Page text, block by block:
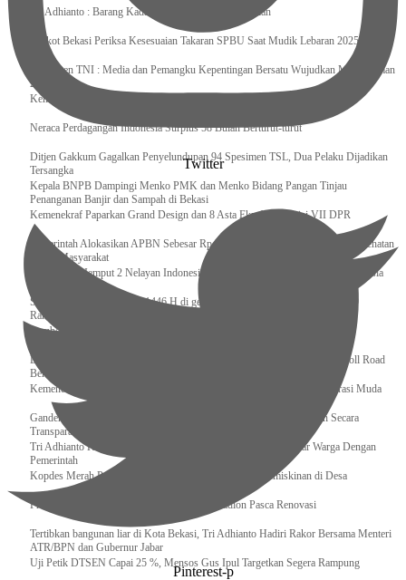
Tri Adhianto : Barang Kadaluarsa Segera di Kembalikan
Walkot Bekasi Periksa Kesesuaian Takaran SPBU Saat Mudik Lebaran 2025
Kapuspen TNI : Media dan Pemangku Kepentingan Bersatu Wujudkan Mudik Aman
2025
Kemenekraf Ajak Kabinet Merah Putih Nobar Film Animasi Jumbo
Neraca Perdagangan Indonesia Surplus 58 Bulan Berturut-turut
Ditjen Gakkum Gagalkan Penyelundupan 94 Spesimen TSL, Dua Pelaku Dijadikan
Tersangka
Kepala BNPB Dampingi Menko PMK dan Menko Bidang Pangan Tinjau
Penanganan Banjir dan Sampah di Bekasi
Kemenekraf Paparkan Grand Design dan 8 Asta Ekraf di Komisi VII DPR
Pemerintah Alokasikan APBN Sebesar Rp 3,4 Triliun untuk Program Cek Kesehatan
Gratis Masyarakat
Bakamla RI Jemput 2 Nelayan Indonesia di Perbatasan Terluar Indonesia Malaysia
Sidang Isbat Awal Syawal 1446 H di gelar oleh Kementerian Agama pada 29
Ramadan
Sumber Daya Adalah Tantangan Penanganan Darurat Bencana di Daerah
Dukung Kelancaran Lalu Lintas Libur Idul Fitri 1446h / 2025m, Waskita Toll Road
Berlakukan Diskon Tarif Sebesar 20%
Kemenekraf – Kemeninves Perkuat Sinergi Demi Lapangan Kerja Generasi Muda
Gandeng KPK , Gus Ipul Memastikan Penyaluran Bansos Dilakukan Secara
Transparan dan Tepat Sasaran
Tri Adhianto Katakan : Tarling Sebagai Sarana Komunikasi Antar Warga Dengan
Pemerintah
Kopdes Merah Putih Instrumen Penting Pengentasan Kemiskinan di Desa
Presiden, Prabowo Subianto Resmikan 17 Stadion Pasca Renovasi
Tertibkan bangunan liar di Kota Bekasi, Tri Adhianto Hadiri Rakor Bersama Menteri
ATR/BPN dan Gubernur Jabar
Uji Petik DTSEN Capai 25 %, Mensos Gus Ipul Targetkan Segera Rampung
Twitter
Pinterest-p